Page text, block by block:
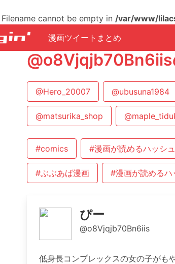
cannot be empty in /var/www/
漫画ツイートまとめ
@o8Vjqjb70Bn6iis
@Hero_20007 @ubusuna1984
@matsurika_shop
#comics #漫画が読めるハッシ
#ぶぶあば漫画 #漫画が読めるハ
ぴー
@o8Vjqjb70Bn6iis
低身長コンプレックスの女の子がも